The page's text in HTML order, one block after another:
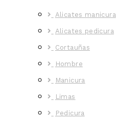
Alicates manicura
Alicates pedicura
Cortauñas
Hombre
Manicura
Limas
Pedicura